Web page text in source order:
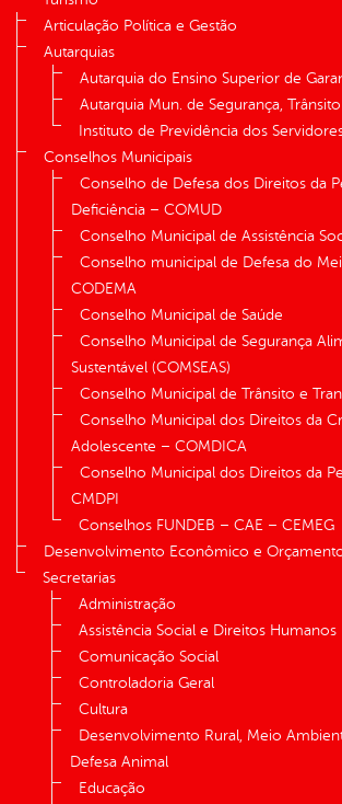
Articulação Política e Gestão
Autarquias
Autarquia do Ensino Superior de
Autarquia Mun. de Segurança,
Instituto de Previdência dos
Conselhos Municipais
Conselho de Defesa dos Direitos da
Deficiência – COMUD
Conselho Municipal de Assistência
Conselho municipal de Defesa do
CODEMA
Conselho Municipal de Saúde
Conselho Municipal de Segurança
Sustentável (COMSEAS)
Conselho Municipal de Trânsito e
Conselho Municipal dos Direitos da
Adolescente – COMDICA
Conselho Municipal dos Direitos da
CMDPI
Conselhos FUNDEB – CAE – CEMEG
Desenvolvimento Econômico e
Secretarias
Administração
Assistência Social e Direitos Humanos
Comunicação Social
Controladoria Geral
Cultura
Desenvolvimento Rural, Meio
Defesa Animal
Educação